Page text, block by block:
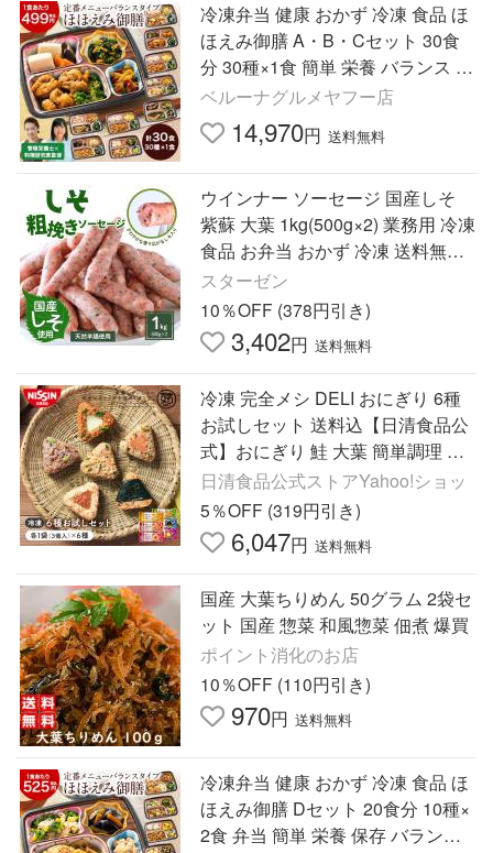
冷凍弁当 健康 おかず 冷凍 食品 ほ
ほえみ御膳 A・B・Cセット 30食
分 30種×1食 簡単 栄養 バランス レ
ンジ お中元 敬老の日 父の日 ギフ
ト プレゼント
ベルーナグルメヤフー店
14,970円 送料無料
ウインナー ソーセージ 国産しそ
紫蘇 大葉 1kg(500g×2) 業務用 冷凍
食品 お弁当 おかず 冷凍 送料無料
豚肉 BBQ 冷凍 冷凍食品 大容量 爆
買 [レビュー特典]
スターゼン
10％OFF (378円引き)
3,402円 送料無料
冷凍 完全メシ DELI おにぎり 6種
お試しセット 送料込【日清食品公
式】おにぎり 鮭 大葉 簡単調理 冷
凍食品 おかず たんぱく質 食物繊
維
日清食品公式ストアYahoo!ショッ
5％OFF (319円引き)
6,047円 送料無料
国産 大葉ちりめん 50グラム 2袋セ
ット 国産 惣菜 和風惣菜 佃煮 爆買
ポイント消化のお店
10％OFF (110円引き)
970円 送料無料
冷凍弁当 健康 おかず 冷凍 食品 ほ
ほえみ御膳 Dセット 20食分 10種×
2食 弁当 簡単 栄養 保存 バランス